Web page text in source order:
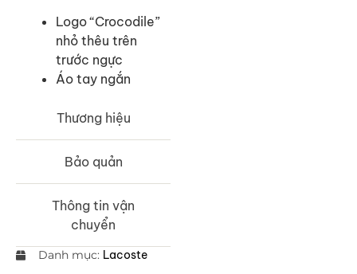
Thương hiệu
Bảo quản
Thông tin vận
chuyển
Logo “Crocodile”
nhỏ thêu trên
trước ngực
Áo tay ngắn
Danh mục: Lacoste